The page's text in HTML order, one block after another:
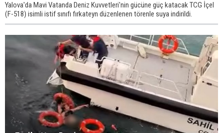
Yalova'da Mavi Vatanda Deniz Kuvvetleri'nin gücüne güç katacak TCG İçel
(F-518) isimli istif sınıfı fırkateyn düzenlenen törenle suya indirildi.